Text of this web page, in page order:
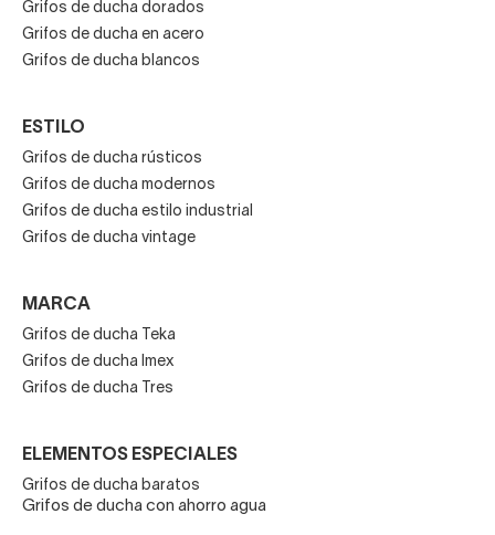
Grifos de ducha dorados
Grifos de ducha en acero
Grifos de ducha blancos
ESTILO
Grifos de ducha rústicos
Grifos de ducha modernos
Grifos de ducha estilo industrial
Grifos de ducha vintage
MARCA
Grifos de ducha Teka
Grifos de ducha Imex
Grifos de ducha Tres
ELEMENTOS ESPECIALES
Grifos de ducha baratos
Grifos de ducha con ahorro agua